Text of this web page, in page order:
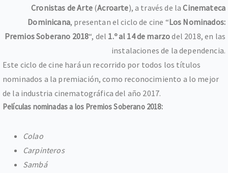
Cronistas de Arte (Acroarte), a través de laCinemateca
Dominicana, presentan el ciclo de cine “Los Nominados:
Premios Soberano 2018“, del 1.º al 14 de marzodel 2018, en las
instalaciones de la dependencia.
Este ciclo de cine hará un recorrido por todos los títulos
nominados a la premiación, como reconocimiento a lo mejor
de la industria cinematográfica del año 2017.
Películas nominadas a los Premios Soberano 2018:
Colao
Carpinteros
Sambá